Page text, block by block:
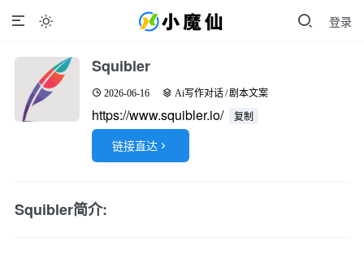
登录

Squibler
2026-06-16 Ai写作对话/剧本文案
https://www.squibler.io/ 复制
链接直达 
Squibler简介: